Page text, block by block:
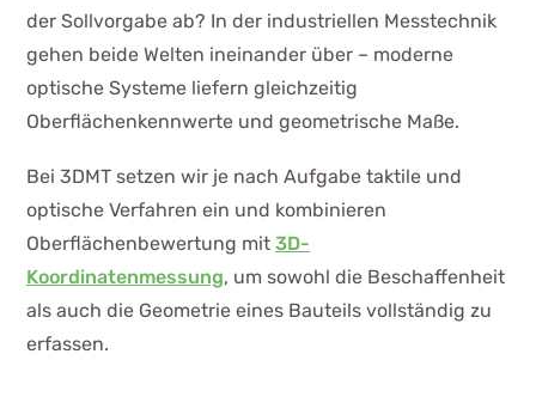
der Sollvorgabe ab? In der industriellen Messtechnik
gehen beide Welten ineinander über – moderne
optische Systeme liefern gleichzeitig
Oberflächenkennwerte und geometrische Maße.
Bei 3DMT setzen wir je nach Aufgabe taktile und
optische Verfahren ein und kombinieren
Oberflächenbewertung mit 3D-
Koordinatenmessung, um sowohl die Beschaffenheit
als auch die Geometrie eines Bauteils vollständig zu
erfassen.